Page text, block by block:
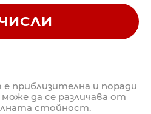
приблизителна и поради
да се различава от
стойност.